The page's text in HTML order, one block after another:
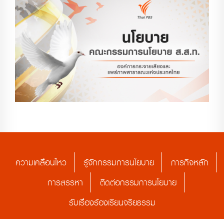
ความเคลื่อนไหว รู้จักกรรมการนโยบาย
ภารกิจหลัก
การสรรหา
ติดต่อกรรมการนโยบาย
รับเรื่องร้องเรียนจริยธรรม